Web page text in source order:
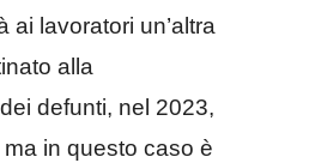
ai lavoratori un’altra
alla
defunti, nel 2023,
in questo caso è